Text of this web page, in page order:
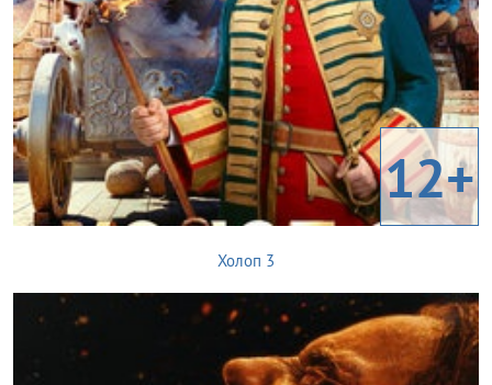
12+
Холоп 3